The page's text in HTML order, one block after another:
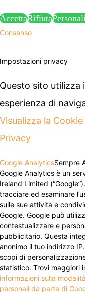
AccettaRifiuta
Consenso
Impostazioni privacy
Questo sito utilizza
esperienza di
Visualizza la Cookie
Privacy
Google AnalyticsSempre
Google Analytics è un
Ireland Limited
tracciare ed esaminare
sulle sue attività e
Google. Google può
contestualizzare e
pubblicitario. Questa
anonimo il tuo indirizzo
scopi di
statistico. Trovi maggiori
informazioni sulla
personali da parte di